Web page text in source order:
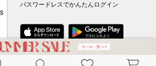
パスワードレスでかんたんログイン
CUSTOMER SERVICE